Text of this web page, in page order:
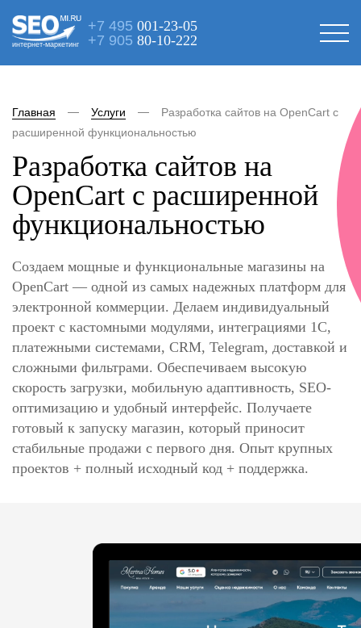
интернет-маркетинг
+7 495 001-23-05
+7 905 80-10-222
Главная Услуги
Разработка сайтов на OpenCart с
расширенной функциональностью
Разработка сайтов на
OpenCart с расширенной
функциональностью
Создаем мощные и функциональные магазины на
OpenCart — одной из самых надежных платформ для
электронной коммерции. Делаем индивидуальный
проект с кастомными модулями, интеграциями 1С,
платежными системами, CRM, Telegram, доставкой и
сложными фильтрами. Обеспечиваем высокую
скорость загрузки, мобильную адаптивность, SEO-
оптимизацию и удобный интерфейс. Получаете
готовый к запуску магазин, который приносит
стабильные продажи с первого дня. Опыт крупных
проектов + полный исходный код + поддержка.